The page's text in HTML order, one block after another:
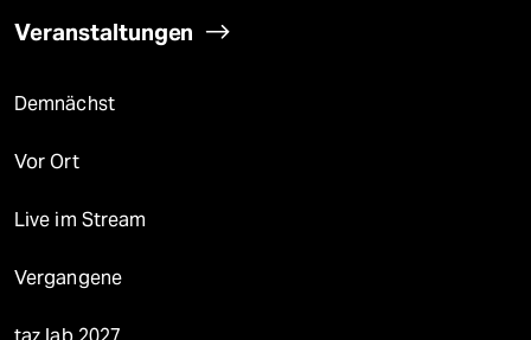
Veranstaltungen
Demnächst
Vor Ort
Live im Stream
Vergangene